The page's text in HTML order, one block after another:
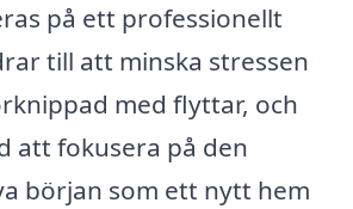
på ett professionellt
till att minska stressen
med flyttar, och
att fokusera på den
början som ett nytt hem